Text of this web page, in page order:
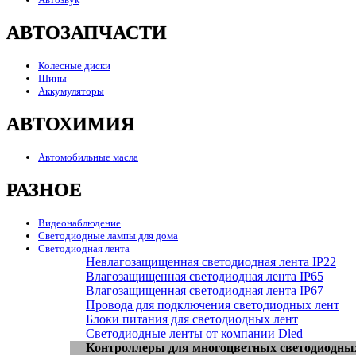
АВТОЗАПЧАСТИ
Колесные диски
Шины
Аккумуляторы
АВТОХИМИЯ
Автомобильные масла
РАЗНОЕ
Видеонаблюдение
Светодиодные лампы для дома
Светодиодная лента
Невлагозащищенная светодиодная лента IP22
Влагозащищенная светодиодная лента IP65
Влагозащищенная светодиодная лента IP67
Провода для подключения светодиодных лент
Блоки питания для светодиодных лент
Светодиодные ленты от компании Dled
Контроллеры для многоцветных